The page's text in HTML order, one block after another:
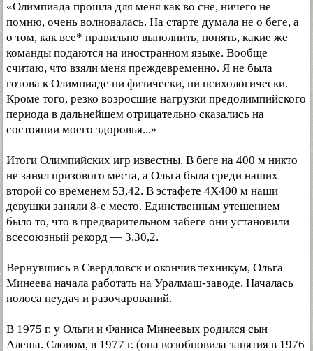
«Олимпиада прошла для меня как во сне, ничего не
помню, очень волновалась. На старте думала не о беге, а
о том, как все* правильно выполнить, понять, какие же
команды подаются на иностранном языке. Вообще
считаю, что взяли меня преждевременно. Я не была
готова к Олимпиаде ни физически, ни психологически.
Кроме того, резко возросшие нагрузки предолимпийского
периода в дальнейшем отрицательно сказались на
состоянии моего здоровья...»
Итоги Олимпийских игр известны. В беге на 400 м никто
не занял призового места, а Ольга была среди наших
второй со временем 53,42. В эстафете 4X400 м наши
девушки заняли 8-е место. Единственным утешением
было то, что в предварительном забеге они установили
всесоюзный рекорд — 3.30,2.
Вернувшись в Свердловск и окончив техникум, Ольга
Минеева начала работать на Уралмаш-заводе. Началась
полоса неудач и разочарований.
В 1975 г. у Ольги и Фаниса Минеевых родился сын
Алеша. Словом, в 1977 г. (она возобновила занятия в 1976